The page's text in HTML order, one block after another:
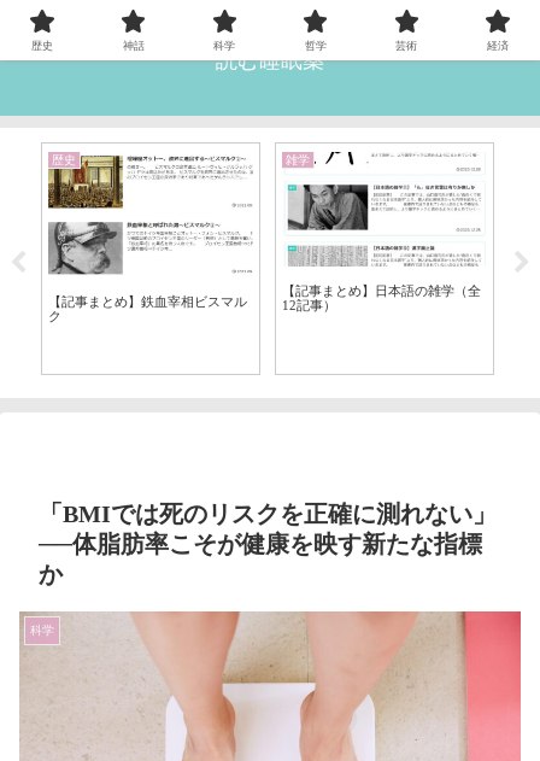
読む睡眠薬
歴史
【記事まとめ】鉄血宰相ビスマル
ク
雑学
【記事まとめ】日本語の雑学（全
12記事）
「BMIでは死のリスクを正確に測れない」
──体脂肪率こそが健康を映す新たな指標
か
科学
歴史 神話 科学 哲学 芸術 経済